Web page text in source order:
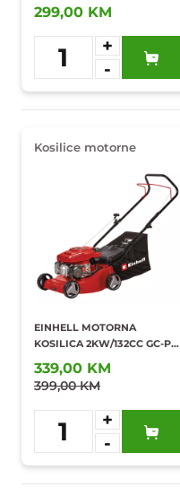
299,00 KM
1
+
-
Dodaj u
omiljene
Kosilice motorne
EINHELL MOTORNA
KOSILICA 2KW/132CC GC-PM
40/2
339,00 KM
399,00 KM
1
+
-
Dodaj u
omiljene